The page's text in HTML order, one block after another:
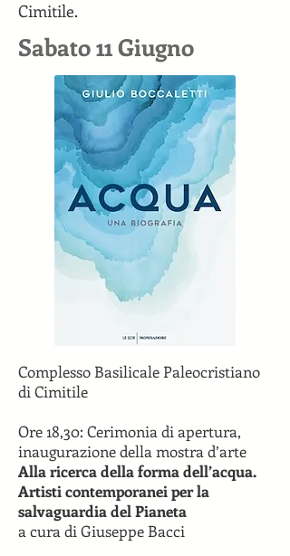
Cimitile.
Sabato 11 Giugno
Complesso Basilicale Paleocristiano
di Cimitile
Ore 18,30: Cerimonia di apertura,
inaugurazione della mostra d’arte
Alla ricerca della forma dell’acqua.
Artisti contemporanei per la
salvaguardia del Pianeta
a cura di Giuseppe Bacci